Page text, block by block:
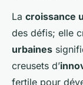
La croissance
des défis; elle
urbaines
creusets d’
fertile pour